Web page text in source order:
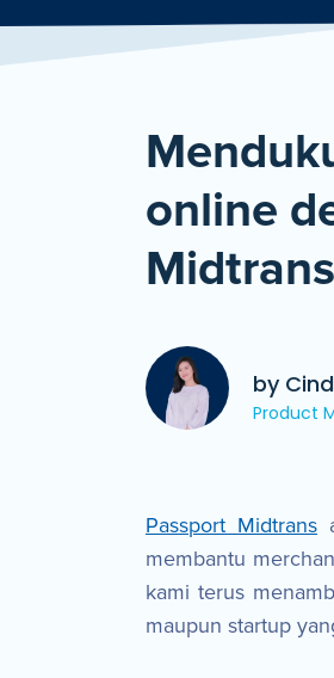
online
Midtrans
by
Product
Passport Midtrans
membantu
kami terus
maupun startup